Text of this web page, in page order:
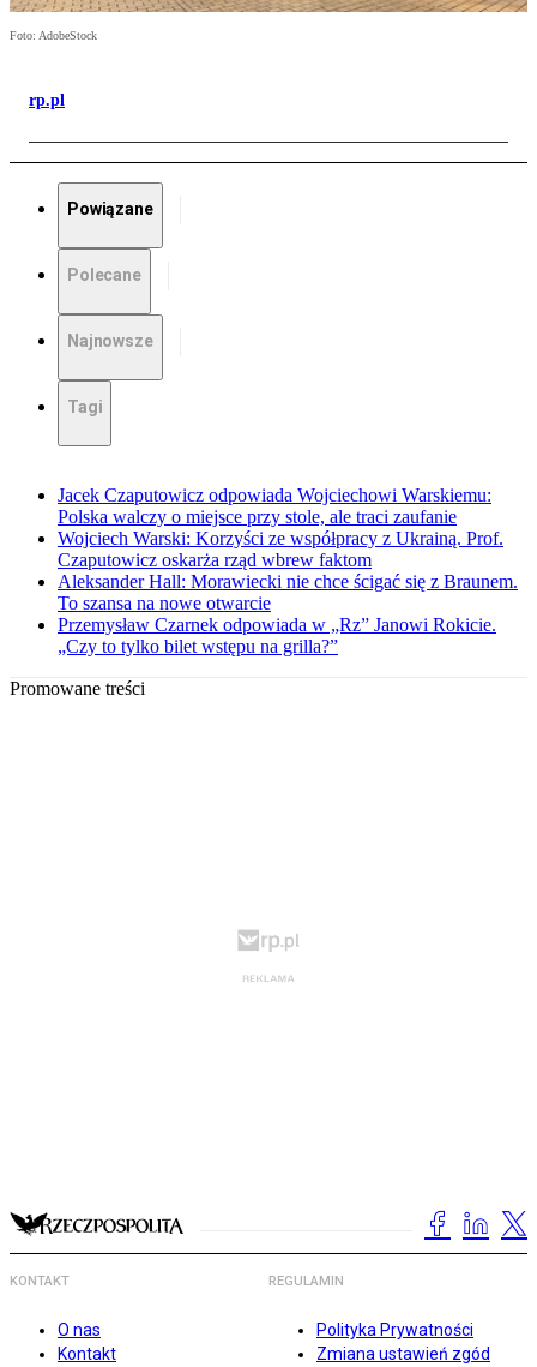
Foto: AdobeStock
rp.pl
Powiązane
Polecane
Najnowsze
Tagi
Jacek Czaputowicz odpowiada Wojciechowi Warskiemu:
Polska walczy o miejsce przy stole, ale traci zaufanie
Wojciech Warski: Korzyści ze współpracy z Ukrainą. Prof.
Czaputowicz oskarża rząd wbrew faktom
Aleksander Hall: Morawiecki nie chce ścigać się z Braunem.
To szansa na nowe otwarcie
Przemysław Czarnek odpowiada w „Rz” Janowi Rokicie.
„Czy to tylko bilet wstępu na grilla?”
Promowane treści
KONTAKT
O nas
Kontakt
REGULAMIN
Polityka Prywatności
Zmiana ustawień zgód